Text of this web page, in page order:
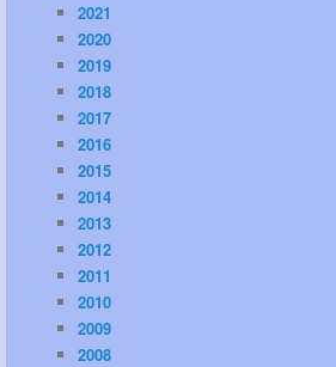
2021
2020
2019
2018
2017
2016
2015
2014
2013
2012
2011
2010
2009
2008